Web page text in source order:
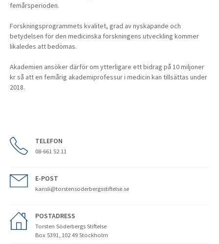
femårsperioden.
Forskningsprogrammets kvalitet, grad av nyskapande och
betydelsen för den medicinska forskningens utveckling kommer
likaledes att bedömas.
Akademien ansöker därför om ytterligare ett bidrag på 10 miljoner
kr så att en femårig akademiprofessur i medicin kan tillsättas under
2018.
TELEFON
08-661 52 11
E-POST
kansli@torstensoderbergsstiftelse.se
POSTADRESS
Torsten Söderbergs Stiftelse
Box 5391, 102 49 Stockholm